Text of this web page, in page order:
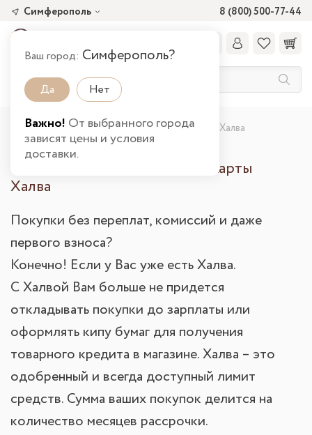
8 (800) 500-77-44
Симферополь
Ваш город: Симферополь?
Да Нет
Важно! От выбранного города
зависят цены и условия
доставки.
Главная Оплата покупок с помощью карты Халва
Оплата покупок с помощью карты
Халва
Покупки без переплат, комиссий и даже
первого взноса?
Конечно! Если у Вас уже есть Халва.
С Халвой Вам больше не придется
откладывать покупки до зарплаты или
оформлять кипу бумаг для получения
товарного кредита в магазине. Халва – это
одобренный и всегда доступный лимит
средств. Сумма ваших покупок делится на
количество месяцев рассрочки.